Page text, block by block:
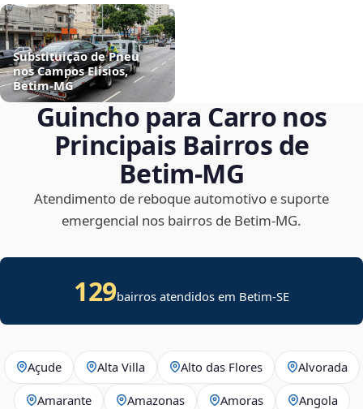
Substituição de Pneu
nos Campos Elísios,
Betim‑MG
Guincho para Carro nos
Principais Bairros de
Betim‑MG
Atendimento de reboque automotivo e suporte
emergencial nos bairros de Betim‑MG.
129bairros atendidos em Betim-SE
Açude Alta Villa Alto das Flores Alvorada
Amarante Amazonas Amoras Angola